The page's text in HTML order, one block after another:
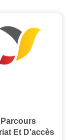
Et D’accès